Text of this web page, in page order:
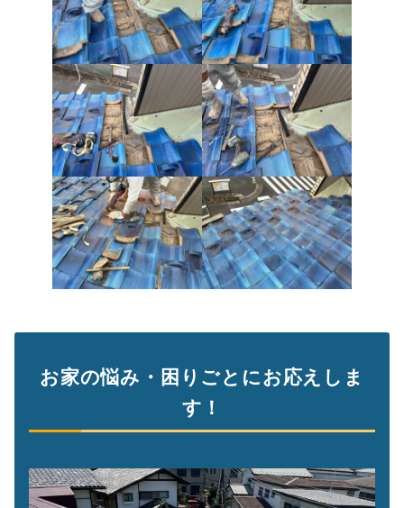
お家の悩み・困りごとにお応えしま
す！